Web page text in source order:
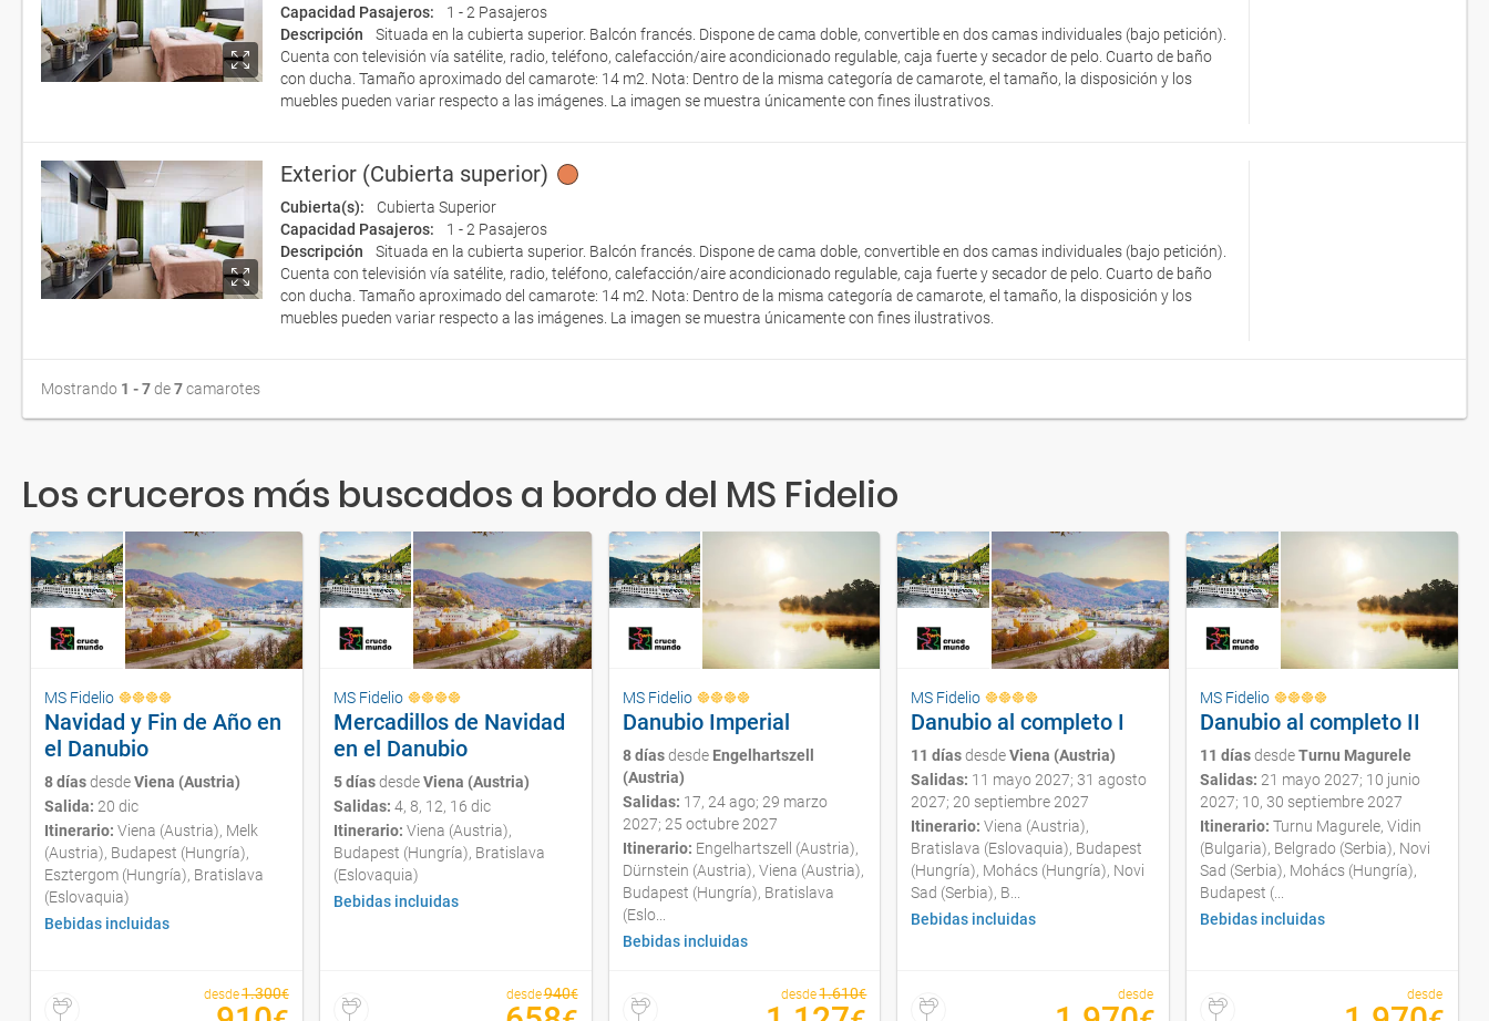
Capacidad Pasajeros:
1 - 2 Pasajeros
Descripción
Situada en la cubierta superior. Balcón francés. Dispone de cama doble, convertible en dos camas individuales (bajo petición).
Cuenta con televisión vía satélite, radio, teléfono, calefacción/aire acondicionado regulable, caja fuerte y secador de pelo. Cuarto de baño
con ducha. Tamaño aproximado del camarote: 14 m2. Nota: Dentro de la misma categoría de camarote, el tamaño, la disposición y los
muebles pueden variar respecto a las imágenes. La imagen se muestra únicamente con fines ilustrativos.
Exterior (Cubierta superior)
Cubierta(s):
Cubierta Superior
Capacidad Pasajeros:
1 - 2 Pasajeros
Descripción
Situada en la cubierta superior. Balcón francés. Dispone de cama doble, convertible en dos camas individuales (bajo petición).
Cuenta con televisión vía satélite, radio, teléfono, calefacción/aire acondicionado regulable, caja fuerte y secador de pelo. Cuarto de baño
con ducha. Tamaño aproximado del camarote: 14 m2. Nota: Dentro de la misma categoría de camarote, el tamaño, la disposición y los
muebles pueden variar respecto a las imágenes. La imagen se muestra únicamente con fines ilustrativos.
Mostrando 1 - 7de7camarotes
Los cruceros más buscados a bordo del MS Fidelio
MS Fidelio
Navidad y Fin de Año en
el Danubio
8 díasdesdeViena (Austria)
Salida: 20 dic
Itinerario: Viena (Austria), Melk
(Austria), Budapest (Hungría),
Esztergom (Hungría), Bratislava
(Eslovaquia)
Bebidas incluidas
desde1.300€
MS Fidelio
Mercadillos de Navidad
en el Danubio
5 díasdesdeViena (Austria)
Salidas: 4, 8, 12, 16 dic
Itinerario: Viena (Austria),
Budapest (Hungría), Bratislava
(Eslovaquia)
Bebidas incluidas
desde940€
MS Fidelio
Danubio Imperial
8 díasdesde Engelhartszell
(Austria)
Salidas: 17, 24 ago; 29 marzo
2027; 25 octubre 2027
Itinerario: Engelhartszell (Austria),
Dürnstein (Austria), Viena (Austria),
Budapest (Hungría), Bratislava
(Eslo...
Bebidas incluidas
desde1.610€
MS Fidelio
Danubio al completo I
11 díasdesdeViena (Austria)
Salidas: 11 mayo 2027; 31 agosto
2027; 20 septiembre 2027
Itinerario: Viena (Austria),
Bratislava (Eslovaquia), Budapest
(Hungría), Mohács (Hungría), Novi
Sad (Serbia), B...
Bebidas incluidas
desde
MS Fidelio
Danubio al completo II
11 díasdesdeTurnu Magurele
Salidas: 21 mayo 2027; 10 junio
2027; 10, 30 septiembre 2027
Itinerario: Turnu Magurele, Vidin
(Bulgaria), Belgrado (Serbia), Novi
Sad (Serbia), Mohács (Hungría),
Budapest (...
Bebidas incluidas
desde